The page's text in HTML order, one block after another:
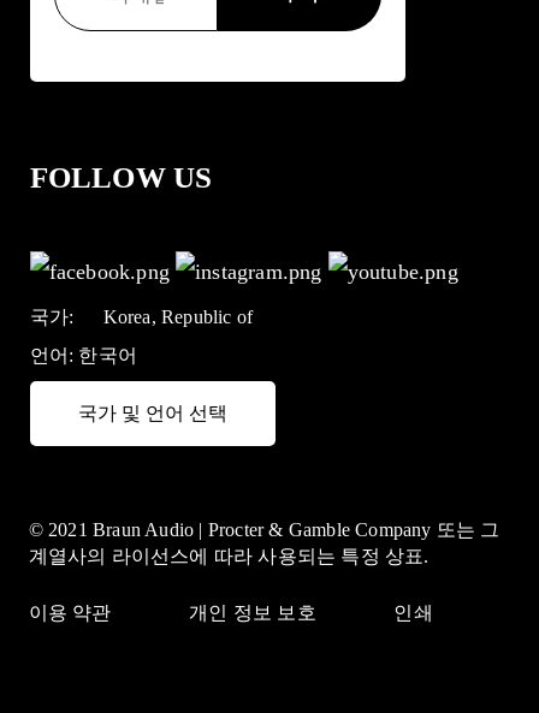
FOLLOW US
국가:
Korea, Republic of
언어: 한국어
국가 및 언어 선택
© 2021 Braun Audio | Procter & Gamble Company 또는 그
계열사의 라이선스에 따라 사용되는 특정 상표.
이용 약관 개인 정보 보호 인쇄